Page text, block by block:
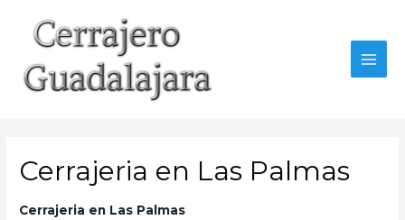
contenido
Cerrajeria en Las Palmas
Cerrajeria en Las Palmas